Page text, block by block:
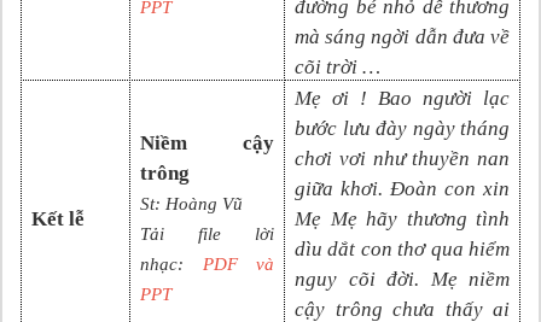
PPT
đường bé nhỏ dễ thương
mà sáng ngời dẫn đưa về
cõi trời …
Kết lễ
Niềm cậy
trông
St: Hoàng Vũ
Tải file lời
nhạc:
PDF và
PPT
Mẹ ơi ! Bao người lạc
bước lưu đày ngày tháng
chơi vơi như thuyền nan
giữa khơi. Đoàn con xin
Mẹ Mẹ hãy thương tình
dìu dắt con thơ qua hiểm
nguy cõi đời. Mẹ niềm
cậy trông chưa thấy ai